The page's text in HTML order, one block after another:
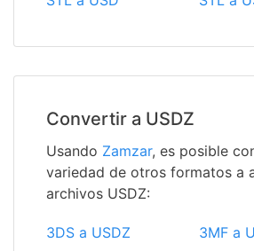
Convertir a USDZ
Usando Zamzar, es posible
variedad de otros formatos a
archivos USDZ:
3DS a USDZ
3MF a